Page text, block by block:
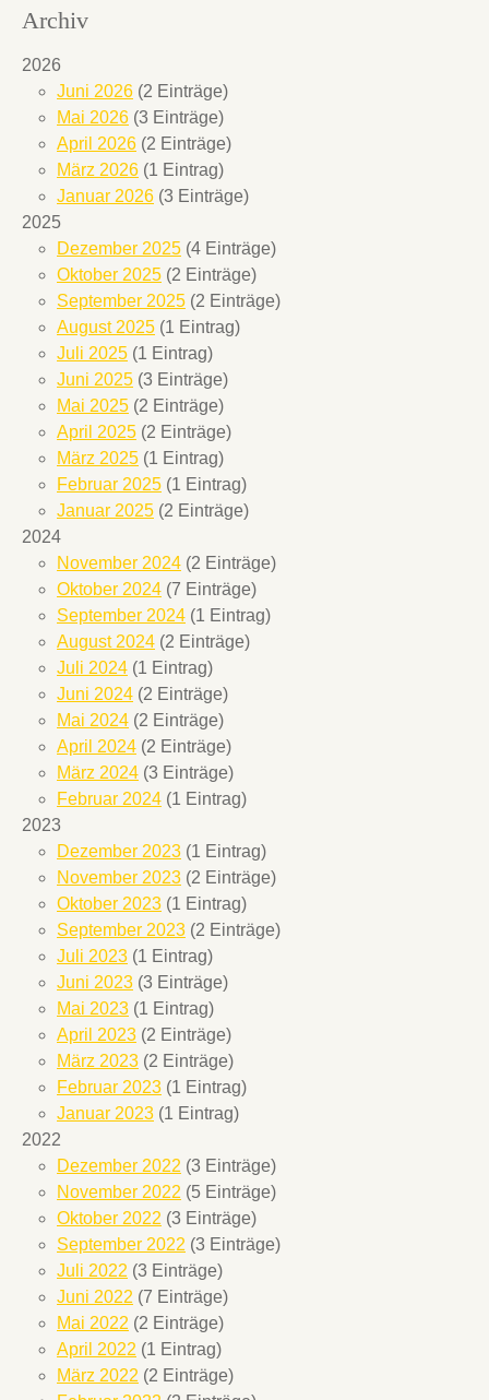
Archiv
2026
Juni 2026 (2 Einträge)
Mai 2026 (3 Einträge)
April 2026 (2 Einträge)
März 2026 (1 Eintrag)
Januar 2026 (3 Einträge)
2025
Dezember 2025 (4 Einträge)
Oktober 2025 (2 Einträge)
September 2025 (2 Einträge)
August 2025 (1 Eintrag)
Juli 2025 (1 Eintrag)
Juni 2025 (3 Einträge)
Mai 2025 (2 Einträge)
April 2025 (2 Einträge)
März 2025 (1 Eintrag)
Februar 2025 (1 Eintrag)
Januar 2025 (2 Einträge)
2024
November 2024 (2 Einträge)
Oktober 2024 (7 Einträge)
September 2024 (1 Eintrag)
August 2024 (2 Einträge)
Juli 2024 (1 Eintrag)
Juni 2024 (2 Einträge)
Mai 2024 (2 Einträge)
April 2024 (2 Einträge)
März 2024 (3 Einträge)
Februar 2024 (1 Eintrag)
2023
Dezember 2023 (1 Eintrag)
November 2023 (2 Einträge)
Oktober 2023 (1 Eintrag)
September 2023 (2 Einträge)
Juli 2023 (1 Eintrag)
Juni 2023 (3 Einträge)
Mai 2023 (1 Eintrag)
April 2023 (2 Einträge)
März 2023 (2 Einträge)
Februar 2023 (1 Eintrag)
Januar 2023 (1 Eintrag)
2022
Dezember 2022 (3 Einträge)
November 2022 (5 Einträge)
Oktober 2022 (3 Einträge)
September 2022 (3 Einträge)
Juli 2022 (3 Einträge)
Juni 2022 (7 Einträge)
Mai 2022 (2 Einträge)
April 2022 (1 Eintrag)
März 2022 (2 Einträge)